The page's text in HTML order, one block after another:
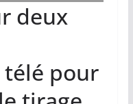
deux
télé pour